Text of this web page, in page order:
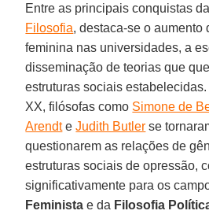
Entre as principais conquistas
Filosofia, destaca-se o aumento
feminina nas universidades, a
disseminação de teorias que
estruturas sociais
XX, filósofas como Simone de
ArendteJudith Butler se
questionarem as relações de
estruturas sociais de opressão,
significativamente para os
Feminista e da Filosofia